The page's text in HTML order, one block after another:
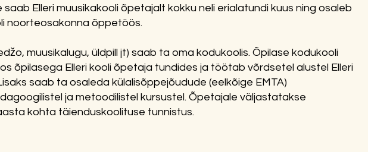
saab Elleri muusikakooli õpetajalt kokku neli erialatundi kuus ning osaleb
noorteosakonna õppetöös.
muusikalugu, üldpill jt) saab ta oma kodukoolis. Õpilase kodukooli
õpilasega Elleri kooli õpetaja tundides ja töötab võrdsetel alustel Elleri
saab ta osaleda külalisõppejõudude (eelkõige EMTA)
ja metoodilistel kursustel. Õpetajale väljastatakse
kohta täienduskoolituse tunnistus.